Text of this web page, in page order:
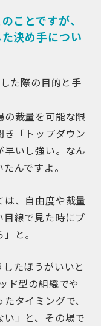
ことですが、
決め手につい
た際の目的と手
裁量を可能な限
き「トップダウン
いし強い。なん
んですよ。
、自由度や裁量
線で見た時にプ
と。
たほうがいいと
ド型の組織でや
タイミングで、
」と、その場で